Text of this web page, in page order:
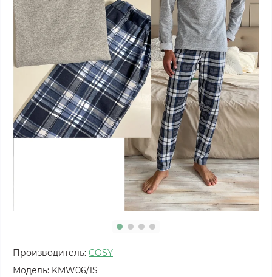
Производитель: COSY
Модель: KMW06/1S